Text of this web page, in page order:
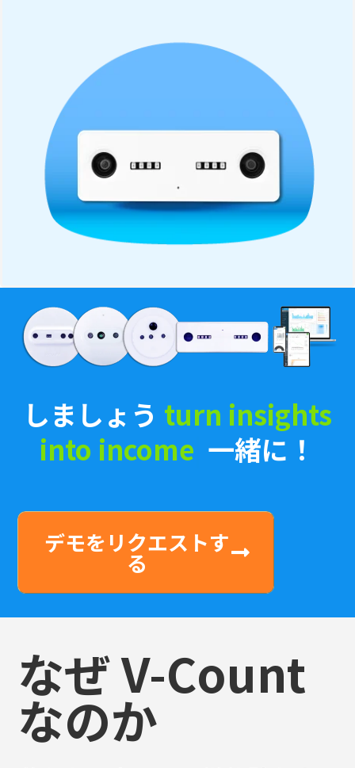
しましょう| 一緒に！
デモをリクエストす
る
なぜ V-Count
なのか
私たちは人々の日常体験を変